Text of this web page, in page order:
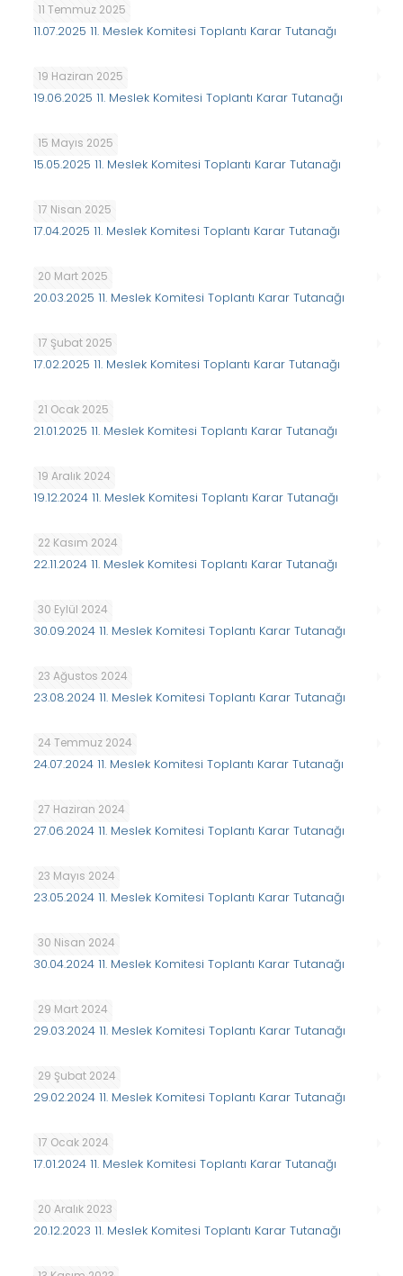
11 Temmuz 2025
11.07.2025 11. Meslek Komitesi Toplantı Karar Tutanağı
19 Haziran 2025
19.06.2025 11. Meslek Komitesi Toplantı Karar Tutanağı
15 Mayıs 2025
15.05.2025 11. Meslek Komitesi Toplantı Karar Tutanağı
17 Nisan 2025
17.04.2025 11. Meslek Komitesi Toplantı Karar Tutanağı
20 Mart 2025
20.03.2025 11. Meslek Komitesi Toplantı Karar Tutanağı
17 Şubat 2025
17.02.2025 11. Meslek Komitesi Toplantı Karar Tutanağı
21 Ocak 2025
21.01.2025 11. Meslek Komitesi Toplantı Karar Tutanağı
19 Aralık 2024
19.12.2024 11. Meslek Komitesi Toplantı Karar Tutanağı
22 Kasım 2024
22.11.2024 11. Meslek Komitesi Toplantı Karar Tutanağı
30 Eylül 2024
30.09.2024 11. Meslek Komitesi Toplantı Karar Tutanağı
23 Ağustos 2024
23.08.2024 11. Meslek Komitesi Toplantı Karar Tutanağı
24 Temmuz 2024
24.07.2024 11. Meslek Komitesi Toplantı Karar Tutanağı
27 Haziran 2024
27.06.2024 11. Meslek Komitesi Toplantı Karar Tutanağı
23 Mayıs 2024
23.05.2024 11. Meslek Komitesi Toplantı Karar Tutanağı
30 Nisan 2024
30.04.2024 11. Meslek Komitesi Toplantı Karar Tutanağı
29 Mart 2024
29.03.2024 11. Meslek Komitesi Toplantı Karar Tutanağı
29 Şubat 2024
29.02.2024 11. Meslek Komitesi Toplantı Karar Tutanağı
17 Ocak 2024
17.01.2024 11. Meslek Komitesi Toplantı Karar Tutanağı
20 Aralık 2023
20.12.2023 11. Meslek Komitesi Toplantı Karar Tutanağı